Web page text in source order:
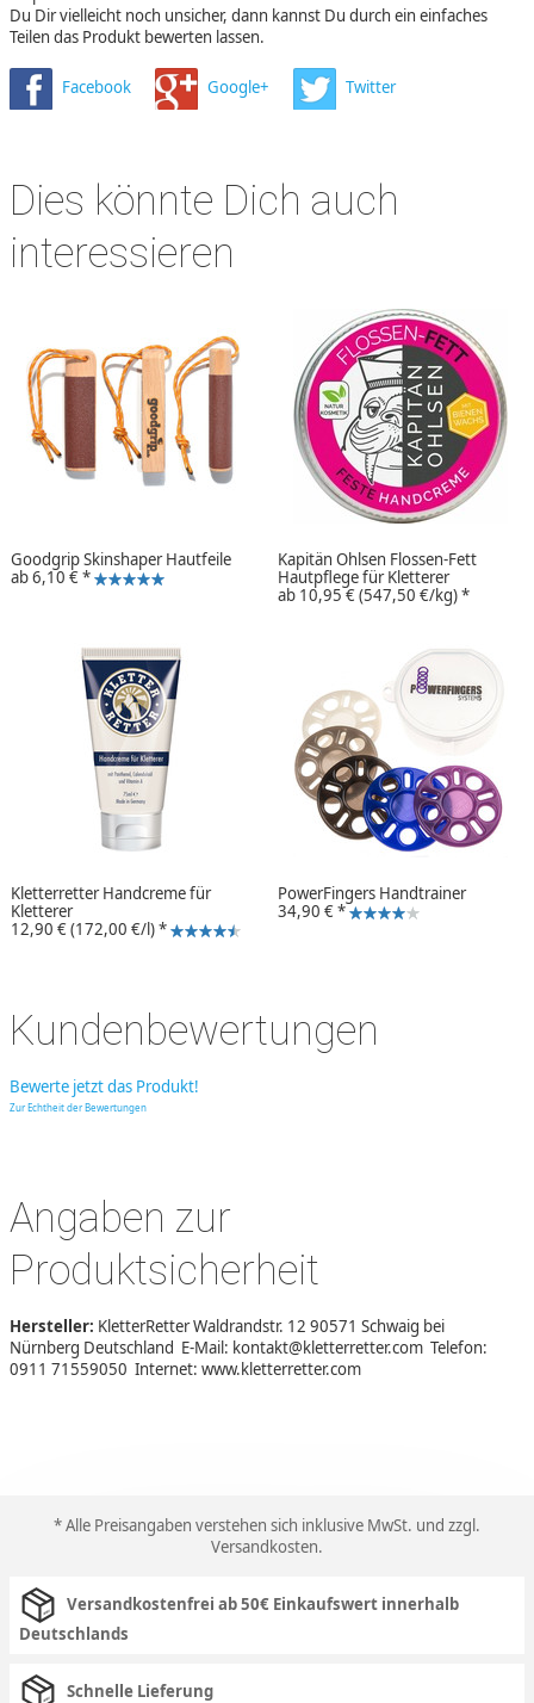
Du Dir vielleicht noch unsicher, dann kannst Du durch ein einfaches
Teilen das Produkt bewerten lassen.
Facebook Google+ Twitter
Dies könnte Dich auch
interessieren
Goodgrip Skinshaper Hautfeile
ab6,10 €*
Kapitän Ohlsen Flossen-Fett
Hautpflege für Kletterer
ab 10,95 €(547,50 €/kg)*
Kletterretter Handcreme für
Kletterer
12,90 €(172,00 €/l)*
PowerFingers Handtrainer
34,90 €*
Kundenbewertungen
Bewerte jetzt das Produkt!
Zur Echtheit der Bewertungen
Angaben zur
Produktsicherheit
Hersteller: KletterRetter Waldrandstr. 12 90571 Schwaig bei
Nürnberg Deutschland E-Mail: kontakt@kletterretter.com Telefon:
0911 71559050 Internet: www.kletterretter.com
* Alle Preisangaben verstehen sich inklusive MwSt. und zzgl.
Versandkosten.
Versandkostenfrei ab 50€ Einkaufswert innerhalb
Deutschlands
Schnelle Lieferung